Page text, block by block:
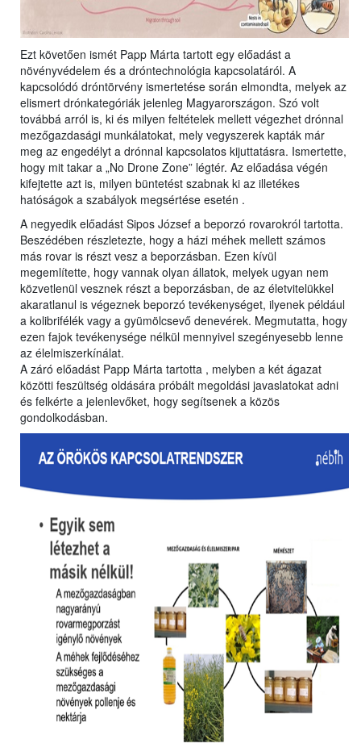
Ezt követően ismét Papp Márta tartott egy előadást a
növényvédelem és a dróntechnológia kapcsolatáról. A
kapcsolódó dróntörvény ismertetése során elmondta, melyek az
elismert drónkategóriák jelenleg Magyarországon. Szó volt
továbbá arról is, ki és milyen feltételek mellett végezhet drónnal
mezőgazdasági munkálatokat, mely vegyszerek kapták már
meg az engedélyt a drónnal kapcsolatos kijuttatásra. Ismertette,
hogy mit takar a „No Drone Zone” légtér. Az előadása végén
kifejtette azt is, milyen büntetést szabnak ki az illetékes
hatóságok a szabályok megsértése esetén .
A negyedik előadást Sipos József a beporzó rovarokról tartotta.
Beszédében részletezte, hogy a házi méhek mellett számos
más rovar is részt vesz a beporzásban. Ezen kívül
megemlítette, hogy vannak olyan állatok, melyek ugyan nem
közvetlenül vesznek részt a beporzásban, de az életvitelükkel
akaratlanul is végeznek beporzó tevékenységet, ilyenek például
a kolibrifélék vagy a gyümölcsevő denevérek. Megmutatta, hogy
ezen fajok tevékenysége nélkül mennyivel szegényesebb lenne
az élelmiszerkínálat.
A záró előadást Papp Márta tartotta , melyben a két ágazat
közötti feszültség oldására próbált megoldási javaslatokat adni
és felkérte a jelenlevőket, hogy segítsenek a közös
gondolkodásban.